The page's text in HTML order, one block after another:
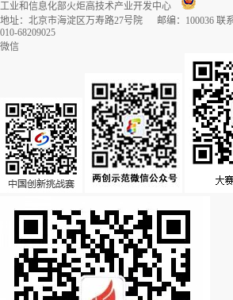
工业和信息化部火炬高技术产业开发中心
地址：北京市海淀区万寿路27号院 邮编：100036 联系
010-68209025
微信